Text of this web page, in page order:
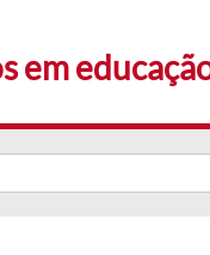
em